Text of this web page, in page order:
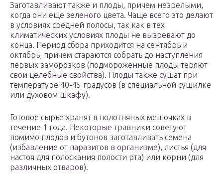
Заготавливают также и плоды, причем незрелыми,
когда они еще зеленого цвета. Чаще всего это делают
в условиях средней полосы, так как в тех
климатических условиях плоды не вызревают до
конца. Период сбора приходится на сентябрь и
октябрь, причем стараются собрать до наступления
первых заморозков (подмороженные плоды теряют
свои целебные свойства). Плоды также сушат при
температуре 40-45 градусов (в специальной сушилке
или духовом шкафу).
Готовое сырье хранят в полотняных мешочках в
течение 1 года. Некоторые травники советуют
помимо плодов и бутонов заготавливать семена
(избавление от паразитов в организме), листья (для
настоя для полоскания полости рта) или корни (для
различных отваров).